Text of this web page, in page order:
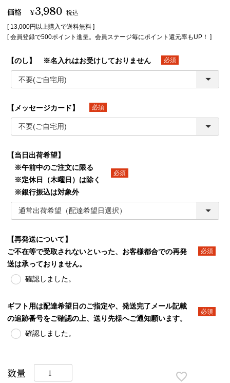
価格 ¥3,980 税込
[ 13,000円以上購入で送料無料 ]
[ 会員登録で500ポイント進呈。会員ステージ毎にポイント還元率もUP！ ]
【のし】 ※名入れはお受けしておりません
(必須)
【メッセージカード】
(必須)
【当日出荷希望】
※午前中のご注文に限る
※定休日（木曜日）は除く
※銀行振込は対象外
【再発送について】
ご不在等で受取されないといった、お客様都合での再発
送は承っておりません。
確認しました。
ギフト用は配達希望日のご指定や、発送完了メール記載
の追跡番号をご確認の上、送り先様へご通知願います。
確認しました。